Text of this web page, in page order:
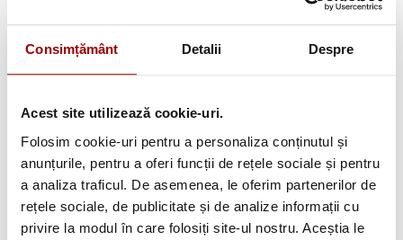
Consimțământ Detalii Despre
Acest site utilizează cookie-uri.
Folosim cookie-uri pentru a personaliza conținutul și
anunțurile, pentru a oferi funcții de rețele sociale și pentru
a analiza traficul. De asemenea, le oferim partenerilor de
rețele sociale, de publicitate și de analize informații cu
privire la modul în care folosiți site-ul nostru. Aceștia le
Informatii conformitate produs
Avantajele tale:
Consultantaprofesionala
Deschidere coletla livrare